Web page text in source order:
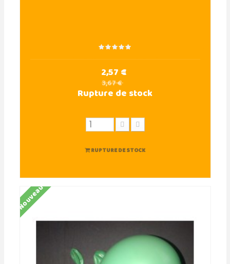
2,57 €
3,67 €
Rupture de stock
RUPTURE DE STOCK
Nouveau